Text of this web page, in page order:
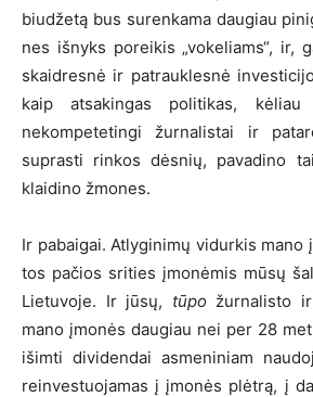
biudžetą bus surenkama daugiau
nes išnyks poreikis „vokeliams“, ir,
skaidresnė ir patrauklesnė
kaip atsakingas politikas,
nekompetetingi žurnalistai ir
suprasti rinkos dėsnių, pavadino
klaidino žmones.
Ir pabaigai. Atlyginimų vidurkis mano
tos pačios srities įmonėmis mūsų
Lietuvoje. Ir jūsų, tūpožurnalisto ir
mano įmonės daugiau nei per 28
išimti dividendai asmeniniam
reinvestuojamas į įmonės plėtrą, į